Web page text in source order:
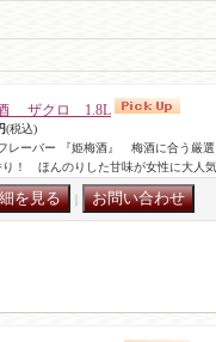
ザクロ 1.8L
(税込)
レーバー 『姫梅酒』 梅酒に合う厳
り！ ほんのりした甘味が女性に大人